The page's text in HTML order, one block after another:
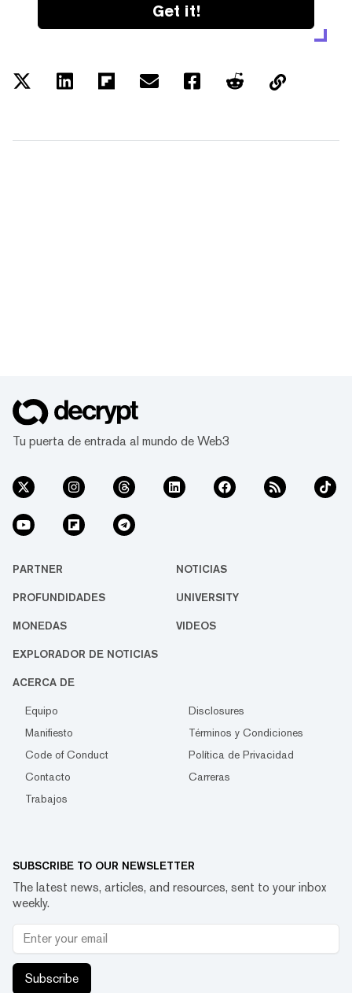
Get it!
Tu puerta de entrada al mundo de Web3
PARTNER NOTICIAS
PROFUNDIDADES UNIVERSITY
MONEDAS VIDEOS
EXPLORADOR DE NOTICIAS
ACERCA DE
Equipo
Disclosures
Manifiesto
Términos y Condiciones
Code of Conduct
Política de Privacidad
Contacto
Carreras
Trabajos
SUBSCRIBE TO OUR NEWSLETTER
The latest news, articles, and resources, sent to your inbox
weekly.
Subscribe